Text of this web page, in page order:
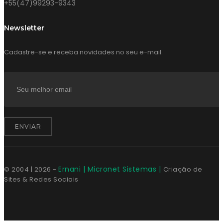
+55(47)99293-9343
Newsletter
Cadastre-se e receba novidades no seu e-mail.
ENVIAR
© 2004 | 2026 - Ernani | Micronet Sistemas | Criação de
Sites & Redes Sociais